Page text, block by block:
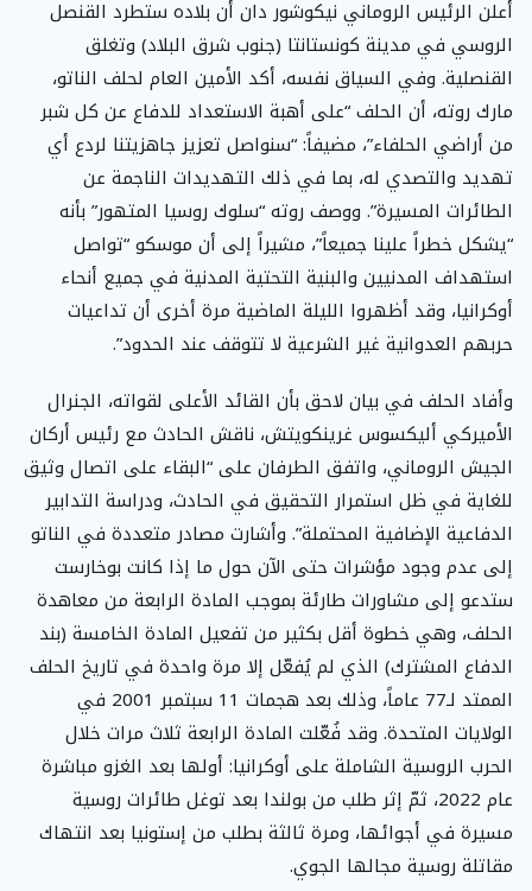
أعلن الرئيس الروماني نيكوشور دان أن بلاده ستطرد القنصل
الروسي في مدينة كونستانتا (جنوب شرق البلاد) وتغلق
القنصلية. وفي السياق نفسه، أكد الأمين العام لحلف الناتو،
مارك روته، أن الحلف “على أهبة الاستعداد للدفاع عن كل شبر
من أراضي الحلفاء”، مضيفاً: “سنواصل تعزيز جاهزيتنا لردع أي
تهديد والتصدي له، بما في ذلك التهديدات الناجمة عن
الطائرات المسيرة”. ووصف روته “سلوك روسيا المتهور” بأنه
“يشكل خطراً علينا جميعاً”، مشيراً إلى أن موسكو “تواصل
استهداف المدنيين والبنية التحتية المدنية في جميع أنحاء
أوكرانيا، وقد أظهروا الليلة الماضية مرة أخرى أن تداعيات
حربهم العدوانية غير الشرعية لا تتوقف عند الحدود”.
وأفاد الحلف في بيان لاحق بأن القائد الأعلى لقواته، الجنرال
الأميركي أليكسوس غرينكويتش، ناقش الحادث مع رئيس أركان
الجيش الروماني، واتفق الطرفان على “البقاء على اتصال وثيق
للغاية في ظل استمرار التحقيق في الحادث، ودراسة التدابير
الدفاعية الإضافية المحتملة”. وأشارت مصادر متعددة في الناتو
إلى عدم وجود مؤشرات حتى الآن حول ما إذا كانت بوخارست
ستدعو إلى مشاورات طارئة بموجب المادة الرابعة من معاهدة
الحلف، وهي خطوة أقل بكثير من تفعيل المادة الخامسة (بند
الدفاع المشترك) الذي لم يُفعّل إلا مرة واحدة في تاريخ الحلف
الممتد لـ77 عاماً، وذلك بعد هجمات 11 سبتمبر 2001 في
الولايات المتحدة. وقد فُعّلت المادة الرابعة ثلاث مرات خلال
الحرب الروسية الشاملة على أوكرانيا: أولها بعد الغزو مباشرة
عام 2022، ثمّ إثر طلب من بولندا بعد توغل طائرات روسية
مسيرة في أجوائها، ومرة ثالثة بطلب من إستونيا بعد انتهاك
مقاتلة روسية مجالها الجوي.